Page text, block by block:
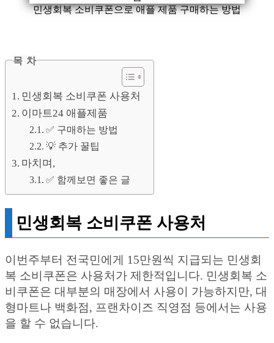
민생회복 소비쿠폰으로 애플 제품 구매하는 방법
목 차
민생회복 소비쿠폰 사용처
이마트24 애플제품
✅ 구매하는 방법
💡 추가 꿀팁
마치며,
✅ 함께보면 좋은 글
민생회복 소비쿠폰 사용처
이번주부터 전국민에게 15만원씩 지급되는 민생회
복 소비쿠폰은 사용처가 제한적입니다. 민생회복 소
비쿠폰은 대부분의 매장에서 사용이 가능하지만, 대
형마트나 백화점, 프랜차이즈 직영점 등에서는 사용
을 할 수 없습니다.